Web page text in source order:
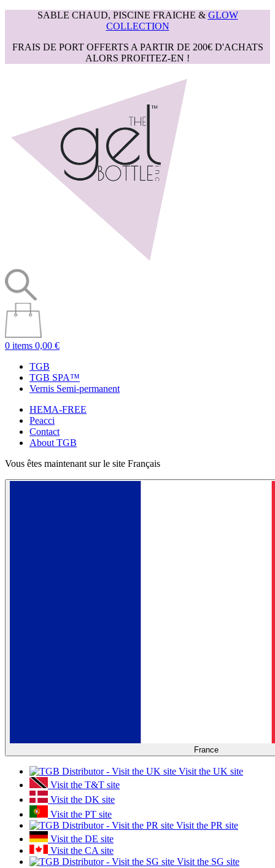
SABLE CHAUD, PISCINE FRAICHE & GLOW
COLLECTION
FRAIS DE PORT OFFERTS A PARTIR DE 200€ D'ACHATS
ALORS PROFITEZ-EN !
0 items 0,00 €
TGB
TGB SPA™
Vernis Semi-permanent
HEMA-FREE
Peacci
Contact
About TGB
Vous êtes maintenant sur le site Français
France
Visit the UK site
Visit the T&T site
Visit the DK site
Visit the PT site
Visit the PR site
Visit the DE site
Visit the CA site
Visit the SG site